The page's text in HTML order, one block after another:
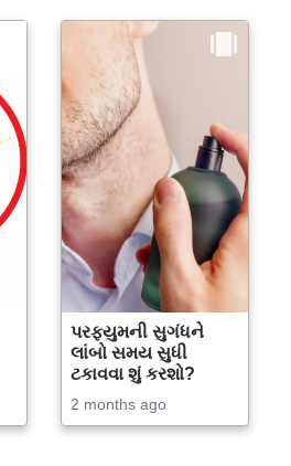
પરફ્યુમની સુગંધને
લાંબો સમય સુધી
ટકાવવા શું કરશો?
2 months ago